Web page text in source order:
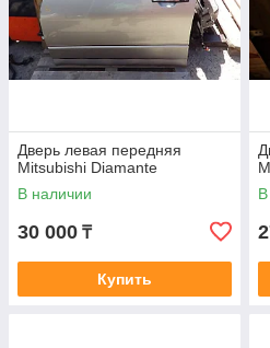
Дверь левая передняя
Mitsubishi Diamante
В наличии
30 000 ₸
Купить